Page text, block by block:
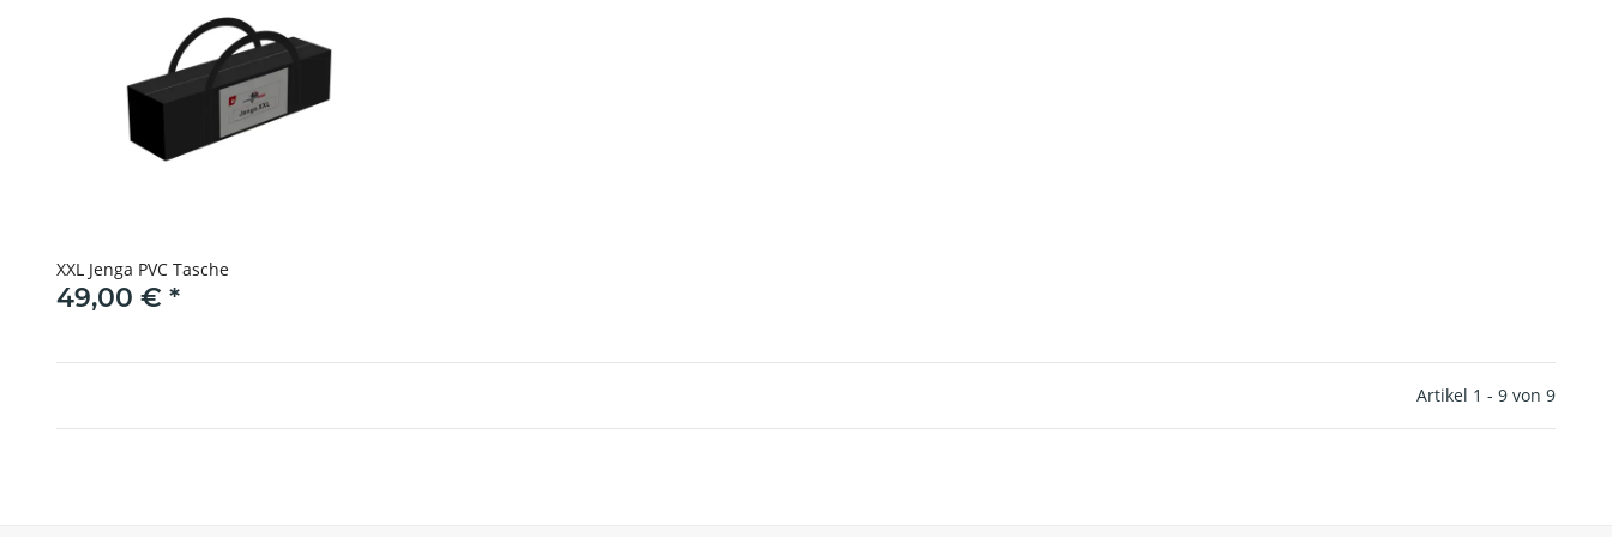
XXL Jenga PVC Tasche
49,00 € *
Artikel 1 - 9 von 9